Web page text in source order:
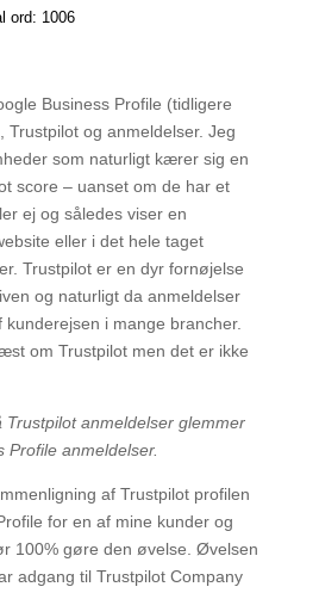
ord: 1006
Business Profile (tidligere
Trustpilot og anmeldelser. Jeg
som naturligt kærer sig en
score – uanset om de har et
ej og således viser en
eller i det hele taget
Trustpilot er en dyr fornøjelse
og naturligt da anmeldelser
i mange brancher.
om Trustpilot men det er ikke
anmeldelser glemmer
Profile anmeldelser.
af Trustpilot profilen
for en af mine kunder og
100% gøre den øvelse. Øvelsen
adgang til Trustpilot Company